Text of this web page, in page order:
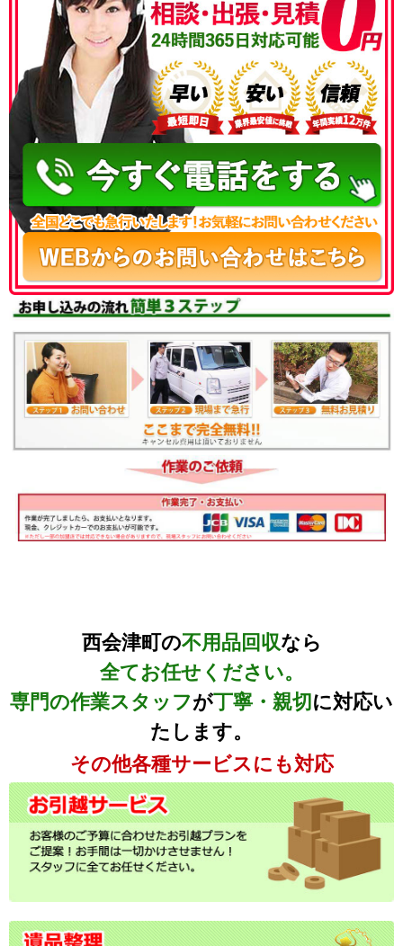
050-3186-4780
西会津町の不用品回収なら
全てお任せください。
専門の作業スタッフが丁寧・親切 に対応い
たします。
その他各種サービスにも対応